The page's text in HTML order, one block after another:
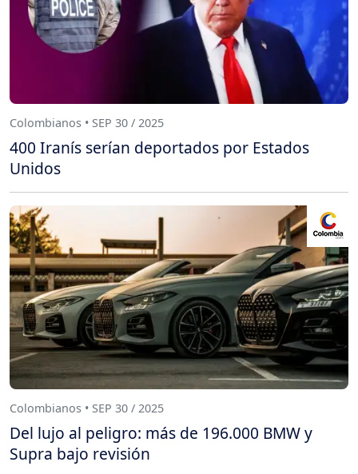
Colombianos • SEP 30 / 2025
400 Iranís serían deportados por Estados
Unidos
Colombianos • SEP 30 / 2025
Del lujo al peligro: más de 196.000 BMW y
Supra bajo revisión